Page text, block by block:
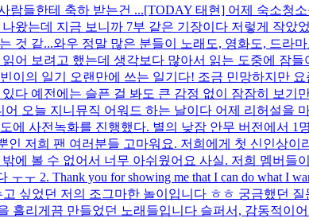
람들한테 축하 받는건 ...[TODAY 태현] 어제 숙소청
왔는데 지금 보니까 7부 같은 기장이다 저렇게 작
것 같...와우 정말 많은 분들이 노래도, 영화도, 드라
어 보려고 했는데 생각보다 많아서 읽는 도중에 잠
이의 일기 오랜만에 쓰는 일기다! 조금 민망하지만
다 예전에는 슬픈 걸 봐도 큰 감정 없이 잠잠히 보기
어 오늘 지니뮤직 어워드 하는 날이다 어제 리허설을
에 사전녹화를 진행했다. 별의 낮잠 안무 버전에서
인 저희 팬 여러분들 고마워요. 저희에게 첫 신인상
에 볼 수 없어서 너무 아쉬웠어요 사실. 저희 멤버
ㅜ 2. Thank you for showing me that I can do what I
싶었던 저의 조그마한 놀이입니다 ㅎㅎ 궁금했던
흘리게끔 만들었던 노래들입니다 슬퍼서, 감동적이